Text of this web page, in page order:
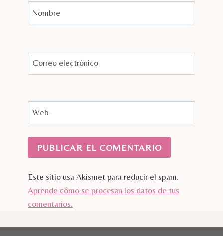
Nombre
Correo electrónico
Web
Este sitio usa Akismet para reducir el spam.
Aprende cómo se procesan los datos de tus
comentarios.